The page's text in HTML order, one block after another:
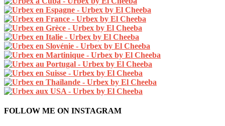
FOLLOW ME ON INSTAGRAM